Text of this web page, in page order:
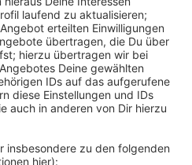
spielt der BHC wieder in
gegen den TBV
im Pokal ist erst Mitte
06:08